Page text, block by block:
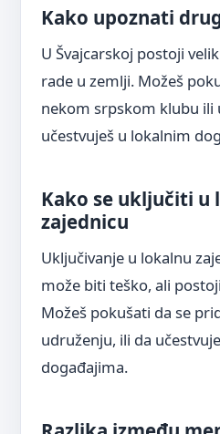
Kako upoznati
U Švajcarskoj postoji
rade u zemlji. Možeš
nekom srpskom klubu ili
učestvuješ u lokalnim
Kako se uključiti u
zajednicu
Uključivanje u lokalnu
može biti teško, ali
Možeš pokušati da se
udruženju, ili da
događajima.